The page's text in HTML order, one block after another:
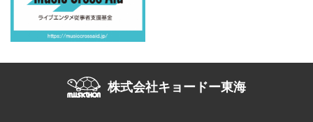
株式会社キョードー東海